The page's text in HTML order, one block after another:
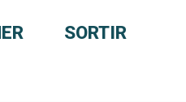
SORTIR